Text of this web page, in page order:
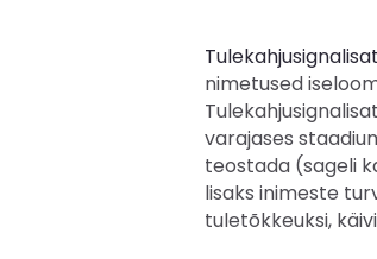
nimetused
varajases
teostada (sageli
lisaks inimeste
tuletõkkeuksi,